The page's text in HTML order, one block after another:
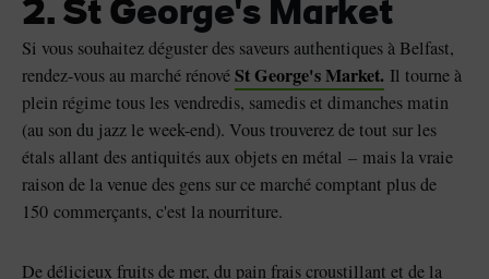
2. St George's Market
Si vous souhaitez déguster des saveurs authentiques à Belfast,
rendez-vous au marché rénovéSt George's Market. Il tourne à
plein régime tous les vendredis, samedis et dimanches matin
(au son du jazz le week-end). Vous trouverez de tout sur les
étals allant des antiquités aux objets en métal – mais la vraie
raison de la venue des gens sur ce marché comptant plus de
150 commerçants, c'est la nourriture.
De délicieux fruits de mer, du pain frais croustillant et de la